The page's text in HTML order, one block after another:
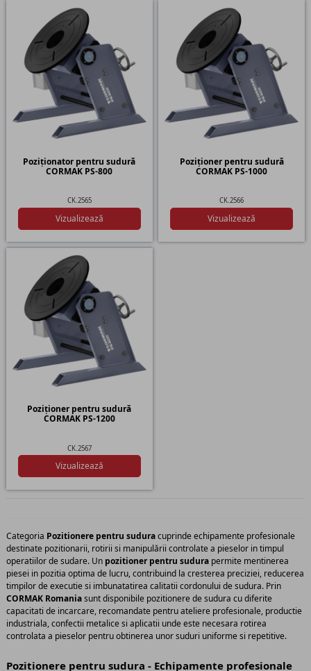
Poziționator pentru sudură
CORMAK PS-800
CK.2565
Vizualizează
Poziționer pentru sudură
CORMAK PS-1000
CK.2566
Vizualizează
Poziționer pentru sudură
CORMAK PS-1200
CK.2567
Vizualizează
Categoria Pozitionere pentru suduracuprinde echipamente profesionale
destinate pozitionarii, rotirii si manipulării controlate a pieselor in timpul
operatiilor de sudare. Un pozitioner pentru sudura permite mentinerea
piesei in pozitia optima de lucru, contribuind la cresterea preciziei, reducerea
timpilor de executie si imbunatatirea calitatii cordonului de sudura. Prin
CORMAK Romaniasunt disponibile pozitionere de sudura cu diferite
capacitati de incarcare, recomandate pentru ateliere profesionale, productie
industriala, confectii metalice si aplicatii unde este necesara rotirea
controlata a pieselor pentru obtinerea unor suduri uniforme si repetitive.
Pozitionere pentru sudura - Echipamente profesionale